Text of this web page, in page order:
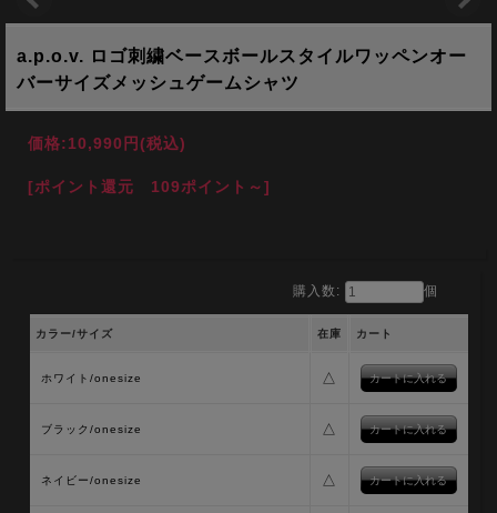
a.p.o.v. ロゴ刺繍ベースボールスタイルワッペンオー
バーサイズメッシュゲームシャツ
価格:10,990円(税込)
[ポイント還元 109ポイント～]
購入数: 個
カラー/サイズ 在庫 カート
ホワイト/onesize △
ブラック/onesize △
ネイビー/onesize △